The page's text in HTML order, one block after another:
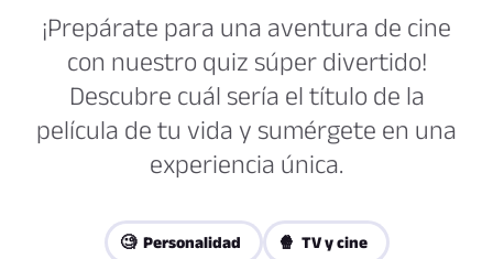
¡Prepárate para una aventura de cine
con nuestro quiz súper divertido!
Descubre cuál sería el título de la
película de tu vida y sumérgete en una
experiencia única.
🧐 Personalidad 🍿 TV y cine